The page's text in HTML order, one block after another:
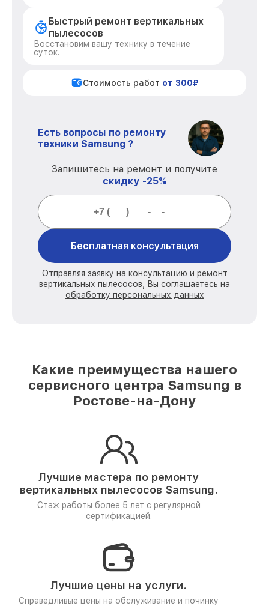
Быстрый ремонт вертикальных
пылесосов
Восстановим вашу технику в течение
суток.
Стоимость работ от 300₽
Есть вопросы по ремонту
техники Samsung ?
Запишитесь на ремонт и получите
скидку -25%
Бесплатная консультация
Отправляя заявку на консультацию и ремонт
вертикальных пылесосов, Вы соглашаетесь на
обработку персональных данных
Какие преимущества нашего
сервисного центра Samsung в
Ростове-на-Дону
Лучшие мастера по ремонту
вертикальных пылесосов Samsung.
Стаж работы более 5 лет с регулярной
сертификацией.
Лучшие цены на услуги.
Справедливые цены на обслуживание и починку